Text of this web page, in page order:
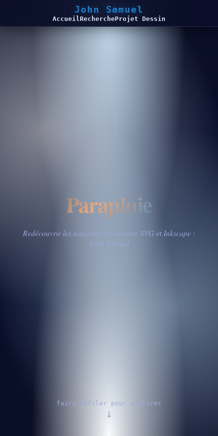
John Samuel
AccueilRechercheProjet Dessin
Parapluie
Redécouvrir les souvenirs de vie avec SVG et Inkscape :
John Samuel
faire défiler pour explorer